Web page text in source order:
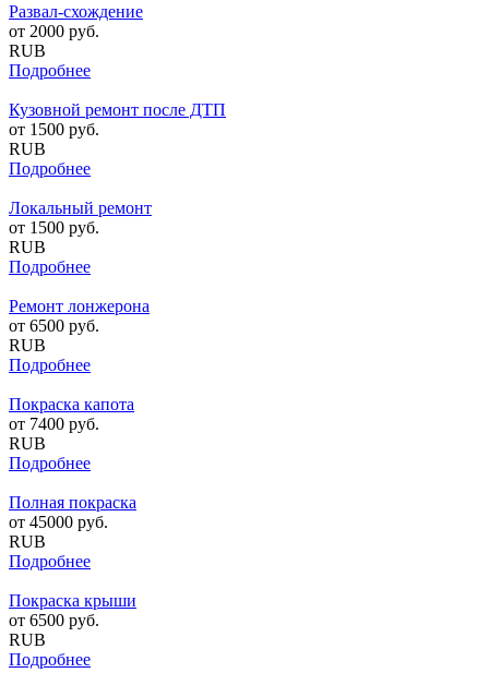
Развал-схождение
от 2000 руб.
RUB
Подробнее
Кузовной ремонт после ДТП
от 1500 руб.
RUB
Подробнее
Локальный ремонт
от 1500 руб.
RUB
Подробнее
Ремонт лонжерона
от 6500 руб.
RUB
Подробнее
Покраска капота
от 7400 руб.
RUB
Подробнее
Полная покраска
от 45000 руб.
RUB
Подробнее
Покраска крыши
от 6500 руб.
RUB
Подробнее